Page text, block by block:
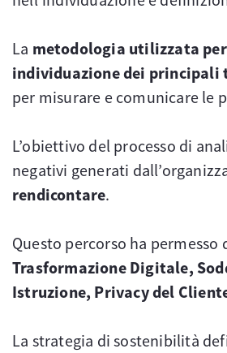
La metodologia utilizzata
individuazione dei
per misurare e comunicare le
L’obiettivo del processo di
negativi generati
rendicontare.
Questo percorso ha
Trasformazione Digitale,
Istruzione, Privacy del
La strategia di sostenibilità